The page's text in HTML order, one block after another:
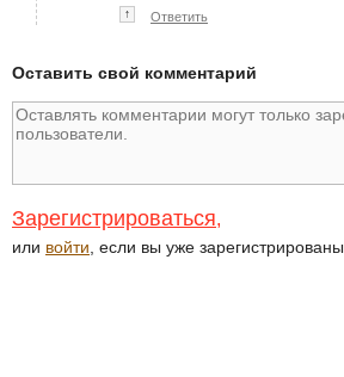
↑ Ответить
Оставить свой комментарий
Зарегистрироваться,
или войти , если вы уже зарегистрированы.